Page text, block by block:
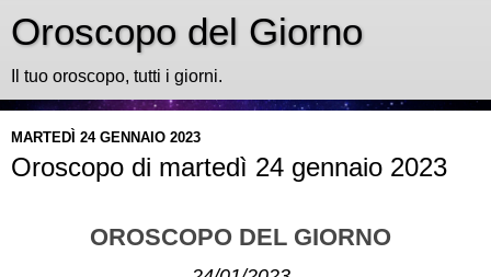
Oroscopo del Giorno
Il tuo oroscopo, tutti i giorni.
MARTEDÌ 24 GENNAIO 2023
Oroscopo di martedì 24 gennaio 2023
OROSCOPO DEL GIORNO